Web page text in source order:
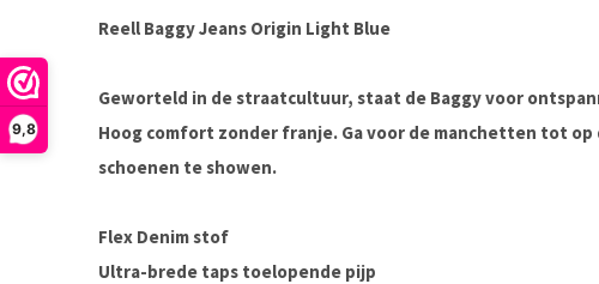
9,8
Reell Baggy Jeans Origin Light Blue
Geworteld in de straatcultuur, staat de Baggy voor
Hoog comfort zonder franje. Ga voor de manchetten tot
schoenen te showen.
Flex Denim stof
Ultra-brede taps toelopende pijp